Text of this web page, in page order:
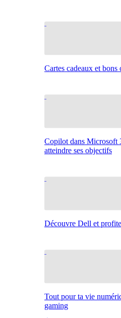
Cartes cadeaux et bons
Copilot dans Microsoft
atteindre ses objectifs
Découvre Dell et
Tout pour ta vie
gaming